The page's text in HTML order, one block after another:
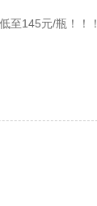
至145元/瓶！！！